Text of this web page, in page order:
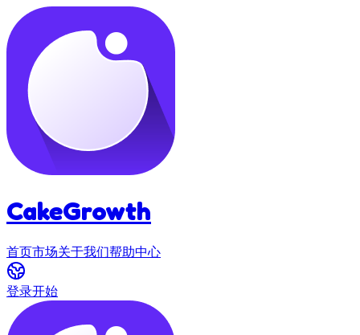
CakeGrowth
首页市场关于我们帮助中心
登录开始